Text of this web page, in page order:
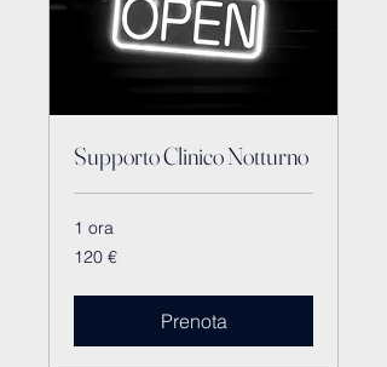
Supporto Clinico Notturno
1 ora
120
euro
120 €
Prenota